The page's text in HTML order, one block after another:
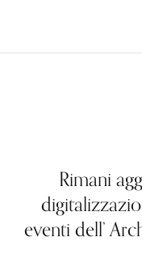
Rimani
eventi dell’